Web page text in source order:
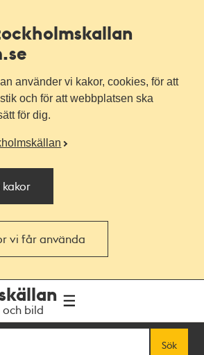
använder vi kakor, cookies, för att
och för att webbplatsen ska
för dig.
vi får använda
bild
Sök